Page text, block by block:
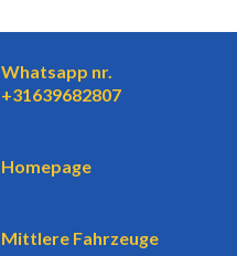
Whatsapp nr.
+31639682807
Homepage
Mittlere Fahrzeuge